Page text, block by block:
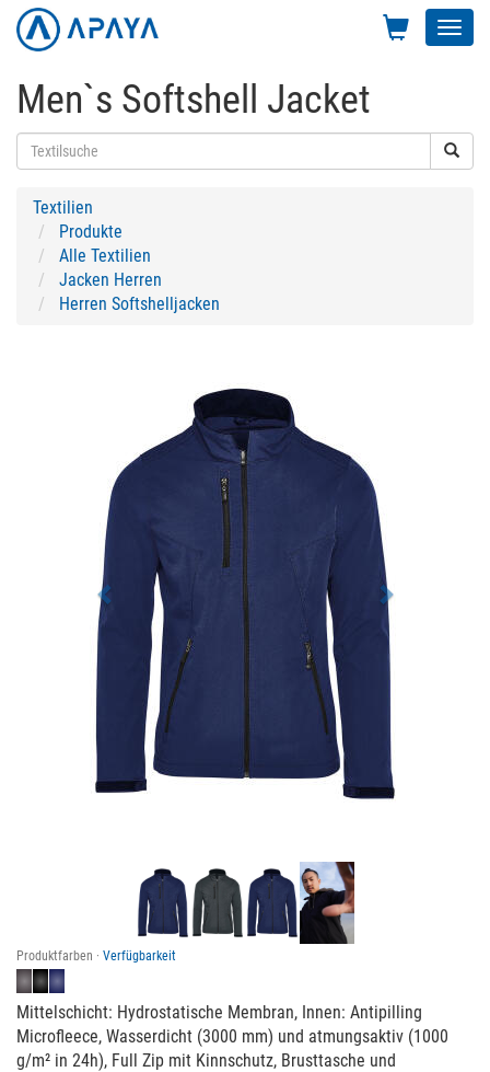
Men`s Softshell Jacket
Textilien
Produkte
Alle Textilien
Jacken Herren
Herren Softshelljacken
Produktfarben · Verfügbarkeit
Mittelschicht: Hydrostatische Membran, Innen: Antipilling
Microfleece, Wasserdicht (3000 mm) und atmungsaktiv (1000
g/m² in 24h), Full Zip mit Kinnschutz, Brusttasche und